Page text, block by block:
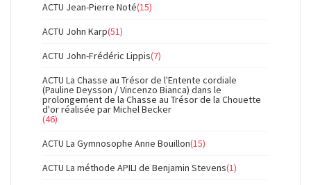
ACTU Jean-Pierre Noté(15)
ACTU John Karp(51)
ACTU John-Frédéric Lippis(7)
ACTU La Chasse au Trésor de l'Entente cordiale
(Pauline Deysson / Vincenzo Bianca) dans le
prolongement de la Chasse au Trésor de la Chouette
d'or réalisée par Michel Becker
(46)
ACTU La Gymnosophe Anne Bouillon(15)
ACTU La méthode APILI de Benjamin Stevens(1)